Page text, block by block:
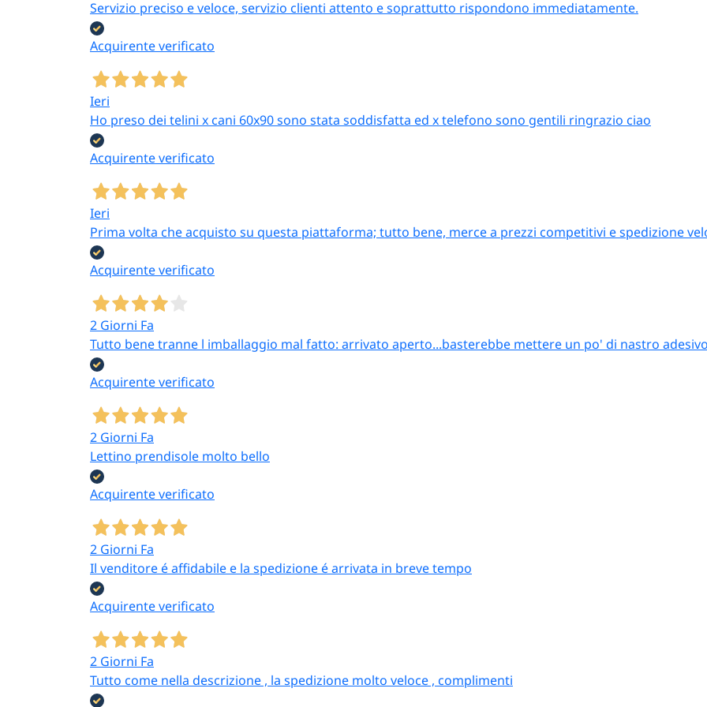
Servizio preciso e veloce, servizio clienti attento e soprattutto rispondono immediatamente.
Acquirente verificato
Ieri
Ho preso dei telini x cani 60x90 sono stata soddisfatta ed x telefono sono gentili ringrazio ciao
Acquirente verificato
Ieri
Prima volta che acquisto su questa piattaforma; tutto bene, merce a prezzi competitivi e spedizione
Acquirente verificato
2 Giorni Fa
Tutto bene tranne l imballaggio mal fatto: arrivato aperto...basterebbe mettere un po' di nastro adesivo
Acquirente verificato
2 Giorni Fa
Lettino prendisole molto bello
Acquirente verificato
2 Giorni Fa
Il venditore é affidabile e la spedizione é arrivata in breve tempo
Acquirente verificato
2 Giorni Fa
Tutto come nella descrizione , la spedizione molto veloce , complimenti